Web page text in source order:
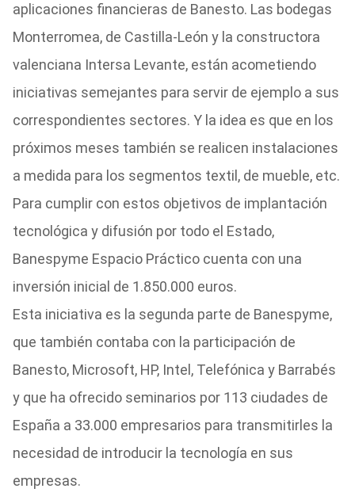
aplicaciones financieras de Banesto. Las bodegas
Monterromea, de Castilla-León y la constructora
valenciana Intersa Levante, están acometiendo
iniciativas semejantes para servir de ejemplo a sus
correspondientes sectores. Y la idea es que en los
próximos meses también se realicen instalaciones
a medida para los segmentos textil, de mueble, etc.
Para cumplir con estos objetivos de implantación
tecnológica y difusión por todo el Estado,
Banespyme Espacio Práctico cuenta con una
inversión inicial de 1.850.000 euros.
Esta iniciativa es la segunda parte de Banespyme,
que también contaba con la participación de
Banesto, Microsoft, HP, Intel, Telefónica y Barrabés
y que ha ofrecido seminarios por 113 ciudades de
España a 33.000 empresarios para transmitirles la
necesidad de introducir la tecnología en sus
empresas.